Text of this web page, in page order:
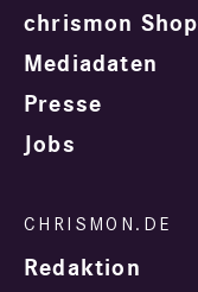
chrismon Shop
Mediadaten
Presse
Jobs
Redaktion